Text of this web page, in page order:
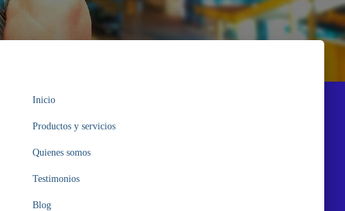
Inicio
Productos y servicios
Quienes somos
Testimonios
Blog